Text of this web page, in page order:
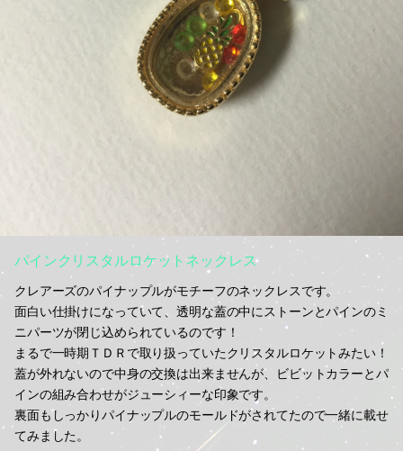
パインクリスタルロケットネックレス
クレアーズのパイナップルがモチーフのネックレスです。
面白い仕掛けになっていて、透明な蓋の中にストーンとパインのミ
ニパーツが閉じ込められているのです！
まるで一時期ＴＤＲで取り扱っていたクリスタルロケットみたい！
蓋が外れないので中身の交換は出来ませんが、ビビットカラーとパ
インの組み合わせがジューシィーな印象です。
裏面もしっかりパイナップルのモールドがされてたので一緒に載せ
てみました。